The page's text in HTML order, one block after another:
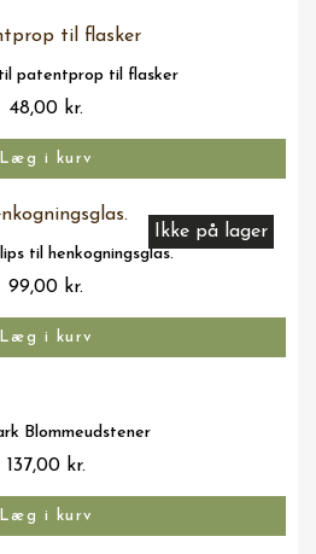
Vis her
patentprop til flasker
48,00 kr.
Læg i kurv
Vis her
Ikke på lager
til henkogningsglas.
99,00 kr.
Læg i kurv
Vis her
Blommeudstener
137,00 kr.
Læg i kurv